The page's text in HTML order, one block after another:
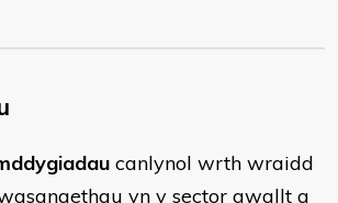
canlynol wrth wraidd
yn y sector gwallt a